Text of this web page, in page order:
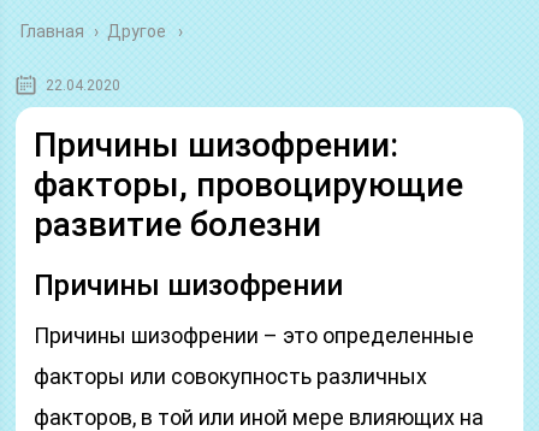
Главная › Другое
22.04.2020
Причины шизофрении:
факторы, провоцирующие
развитие болезни
Причины шизофрении
Причины шизофрении – это определенные
факторы или совокупность различных
факторов, в той или иной мере влияющих на